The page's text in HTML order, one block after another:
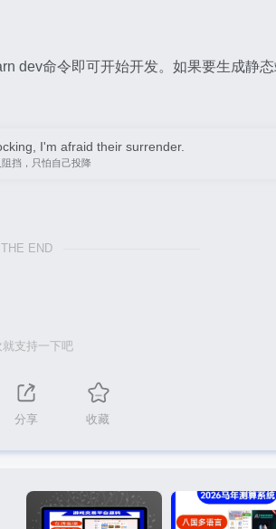
dev命令即可开始开发。如果要生成静
I'm afraid their surrender.
挡，只怕自己投降
THE END
就支持一下吧
分享 收藏